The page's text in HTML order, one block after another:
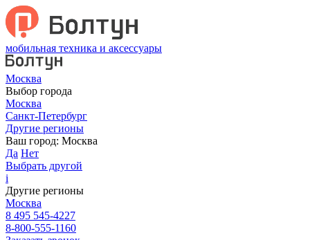
мобильная техника и аксессуары
Москва
Выбор города
Москва
Санкт-Петербург
Другие регионы
Ваш город: Москва
Да Нет
Выбрать другой
i
Другие регионы
Москва
8 495 545-4227
8-800-555-1160